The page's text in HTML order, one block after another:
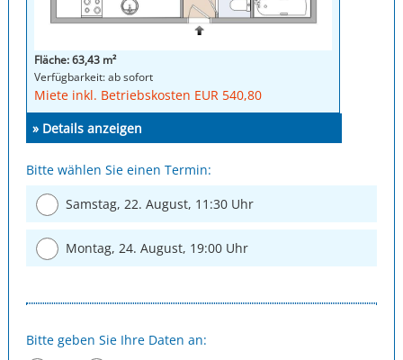
Fläche: 63,43 m²
Verfügbarkeit: ab sofort
Miete inkl. Betriebskosten EUR 540,80
» Details anzeigen
Bitte wählen Sie einen Termin:
Samstag, 22. August, 11:30 Uhr
Montag, 24. August, 19:00 Uhr
Bitte geben Sie Ihre Daten an: